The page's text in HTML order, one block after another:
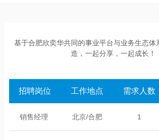
基于合肥欣奕华共同的事业平台与业务生态体
造，一起分享，一起成长！
招聘岗位 工作地点 需求人数
销售经理 北京/合肥 1